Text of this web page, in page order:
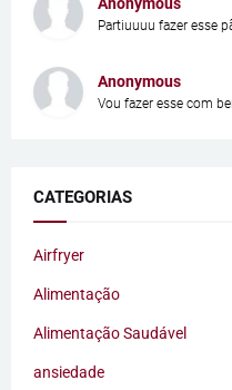
Partiuuuu fazer esse
Anonymous
Vou fazer esse com
CATEGORIAS
Airfryer
Alimentação
Alimentação Saudável
ansiedade